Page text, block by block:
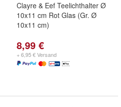
Clayre & Eef Teelichthalter Ø
10x11 cm Rot Glas (Gr. Ø
10x11 cm)
8,99 €
+ 6,95 € Versand